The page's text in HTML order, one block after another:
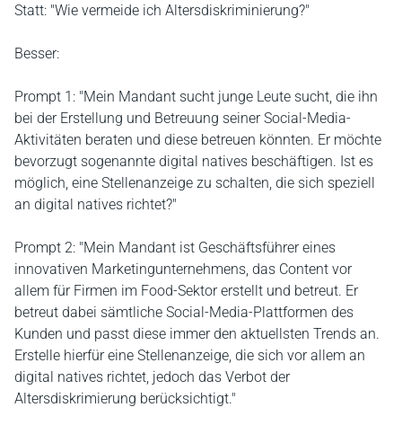
Statt: "Wie vermeide ich Altersdiskriminierung?"
Besser:
Prompt 1: "Mein Mandant sucht junge Leute sucht, die ihn
bei der Erstellung und Betreuung seiner Social-Media-
Aktivitäten beraten und diese betreuen könnten. Er möchte
bevorzugt sogenannte digital natives beschäftigen. Ist es
möglich, eine Stellenanzeige zu schalten, die sich speziell
an digital natives richtet?"
Prompt 2: "Mein Mandant ist Geschäftsführer eines
innovativen Marketingunternehmens, das Content vor
allem für Firmen im Food-Sektor erstellt und betreut. Er
betreut dabei sämtliche Social-Media-Plattformen des
Kunden und passt diese immer den aktuellsten Trends an.
Erstelle hierfür eine Stellenanzeige, die sich vor allem an
digital natives richtet, jedoch das Verbot der
Altersdiskrimierung berücksichtigt."